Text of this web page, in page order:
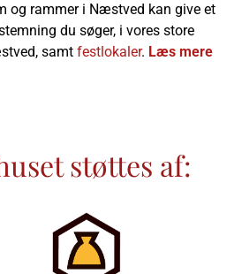
og rammer i Næstved kan give et
du søger, i vores store
samt festlokaler. Læs mere
støttes af: